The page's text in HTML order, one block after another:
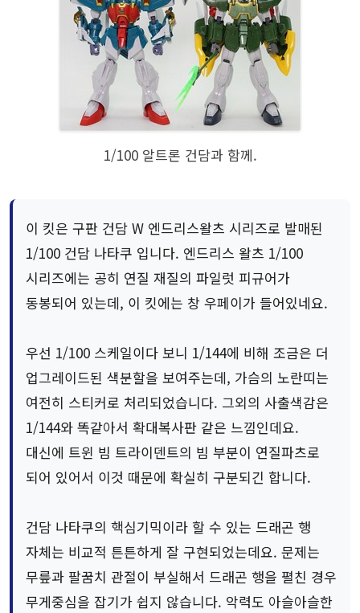
1/100 알트론 건담과 함께.
이 킷은 구판 건담 W 엔드리스왈츠 시리즈로 발매된
1/100 건담 나타쿠 입니다. 엔드리스 왈츠 1/100
시리즈에는 공히 연질 재질의 파일럿 피규어가
동봉되어 있는데, 이 킷에는 창 우페이가 들어있네요.
우선 1/100 스케일이다 보니 1/144에 비해 조금은 더
업그레이드된 색분할을 보여주는데, 가슴의 노란띠는
여전히 스티커로 처리되었습니다. 그외의 사출색감은
1/144와 똑같아서 확대복사판 같은 느낌인데요.
대신에 트윈 빔 트라이덴트의 빔 부분이 연질파츠로
되어 있어서 이것 때문에 확실히 구분되긴 합니다.
건담 나타쿠의 핵심기믹이라 할 수 있는 드래곤 행
자체는 비교적 튼튼하게 잘 구현되었는데요. 문제는
무릎과 팔꿈치 관절이 부실해서 드래곤 행을 펼친 경우
무게중심을 잡기가 쉽지 않습니다. 악력도 아슬아슬한